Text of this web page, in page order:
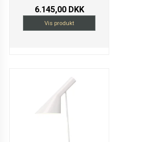
6.145,00 DKK
Vis produkt